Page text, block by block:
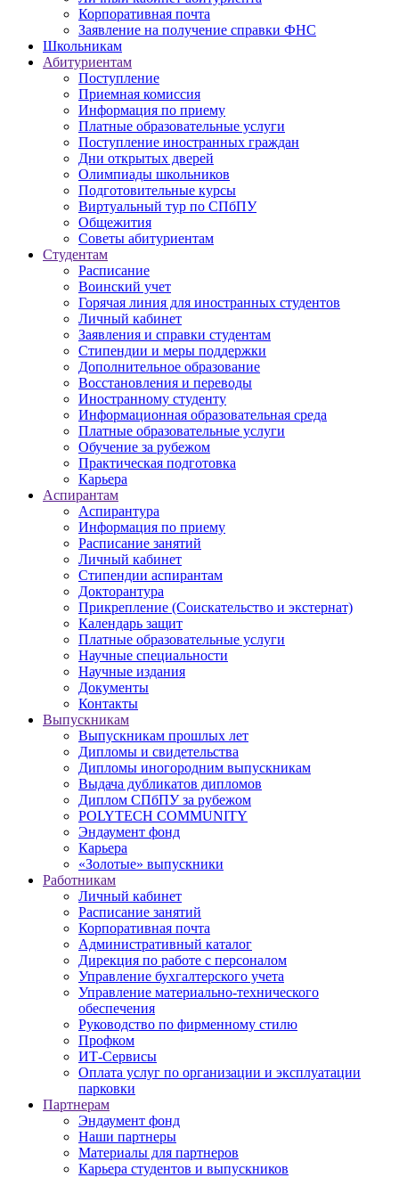
Корпоративная почта
Заявление на получение справки ФНС
Школьникам
Абитуриентам
Поступление
Приемная комиссия
Информация по приему
Платные образовательные услуги
Поступление иностранных граждан
Дни открытых дверей
Олимпиады школьников
Подготовительные курсы
Виртуальный тур по СПбПУ
Общежития
Советы абитуриентам
Студентам
Расписание
Воинский учет
Горячая линия для иностранных студентов
Личный кабинет
Заявления и справки студентам
Стипендии и меры поддержки
Дополнительное образование
Восстановления и переводы
Иностранному студенту
Информационная образовательная среда
Платные образовательные услуги
Обучение за рубежом
Практическая подготовка
Карьера
Аспирантам
Аспирантура
Информация по приему
Расписание занятий
Личный кабинет
Стипендии аспирантам
Докторантура
Прикрепление (Соискательство и экстернат)
Календарь защит
Платные образовательные услуги
Научные специальности
Научные издания
Документы
Контакты
Выпускникам
Выпускникам прошлых лет
Дипломы и свидетельства
Дипломы иногородним выпускникам
Выдача дубликатов дипломов
Диплом СПбПУ за рубежом
POLYTECH COMMUNITY
Эндаумент фонд
Карьера
«Золотые» выпускники
Работникам
Личный кабинет
Расписание занятий
Корпоративная почта
Административный каталог
Дирекция по работе с персоналом
Управление бухгалтерского учета
Управление материально-технического
обеспечения
Руководство по фирменному стилю
Профком
ИТ-Сервисы
Оплата услуг по организации и эксплуатации
парковки
Партнерам
Эндаумент фонд
Наши партнеры
Материалы для партнеров
Карьера студентов и выпускников